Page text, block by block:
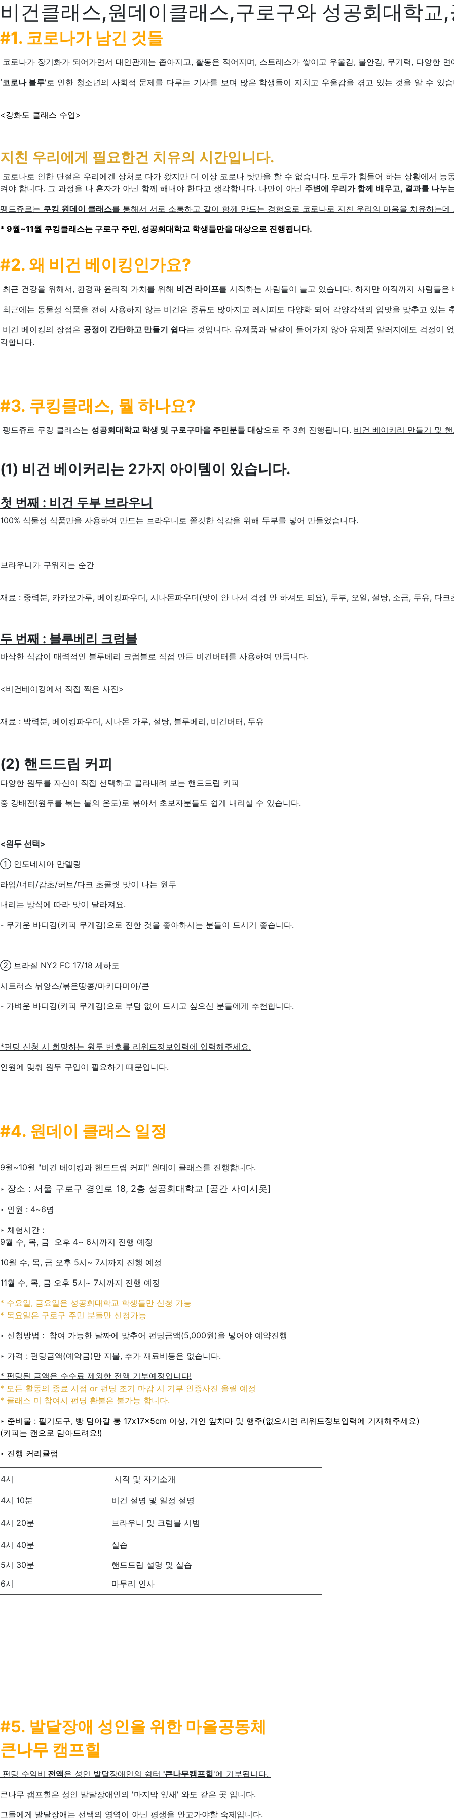
비건클래스,원데이클래스,구로구와 성공회대학교
#1. 코로나가 남긴 것들
코로나가 장기화가 되어가면서 대인관계는 좁아지고, 활동은 적어지며, 스트레스가 쌓이고 우울감, 불안감, 무기력, 다양한
‘코로나 블루’로 인한 청소년의 사회적 문제를 다루는 기사를 보며 많은 학생들이 지치고 우울감을 겪고 있는 것을 알 수 있
<강화도 클래스 수업>
지친 우리에게 필요한건 치유의 시간입니다.
코로나로 인한 단절은 우리에겐 상처로 다가 왔지만 더 이상 코로나 탓만을 할 수 없습니다. 모두가 힘들어 하는 상황에서 능
켜야 합니다. 그 과정을 나 혼자가 아닌 함께 해내야 한다고 생각합니다. 나만이 아닌 주변에 우리가 함께 배우고, 결과를 나누
팽드쥬르는 쿠킹 원데이 클래스를 통해서 서로 소통하고 같이 함께 만드는 경험으로 코로나로 지친 우리의 마음을 치유하는데
* 9월~11월 쿠킹클래스는 구로구 주민, 성공회대학교 학생들만을 대상으로 진행됩니다.
#2. 왜 비건 베이킹인가요?
최근 건강을 위해서, 환경과 윤리적 가치를 위해 비건 라이프를 시작하는 사람들이 늘고 있습니다. 하지만 아직까지 사람들
최근에는 동물성 식품을 전혀 사용하지 않는 비건은 종류도 많아지고 레시피도 다양화 되어 각양각색의 입맛을 맞추고 있는
비건 베이킹의 장점은 공정이 간단하고 만들기 쉽다는 것입니다. 유제품과 달걀이 들어가지 않아 유제품 알러지에도 걱정이
각합니다.
#3. 쿠킹클래스, 뭘 하나요?
팽드쥬르 쿠킹 클래스는 성공회대학교 학생 및 구로구마을 주민분들 대상으로 주 3회 진행됩니다. 비건 베이커리 만들기 및
(1) 비건 베이커리는 2가지 아이템이 있습니다.
첫 번째 : 비건 두부 브라우니
100% 식물성 식품만을 사용하여 만드는 브라우니로 쫄깃한 식감을 위해 두부를 넣어 만들었습니다.
브라우니가 구워지는 순간
재료 : 중력분, 카카오가루, 베이킹파우더, 시나몬파우더(맛이 안 나서 걱정 안 하셔도 되요), 두부, 오일, 설탕, 소금, 두유, 다크
두 번째 : 블루베리 크럼블
바삭한 식감이 매력적인 블루베리 크럼블로 직접 만든 비건버터를 사용하여 만듭니다.
<비건베이킹에서 직접 찍은 사진>
재료 : 박력분, 베이킹파우더, 시나몬 가루, 설탕, 블루베리, 비건버터, 두유
(2) 핸드드립 커피
다양한 원두를 자신이 직접 선택하고 골라내려 보는 핸드드립 커피
중 강배전(원두를 볶는 불의 온도)로 볶아서 초보자분들도 쉽게 내리실 수 있습니다.
<원두 선택>
① 인도네시아 만델링
라임/너티/감초/허브/다크 초콜릿 맛이 나는 원두
내리는 방식에 따라 맛이 달라져요.
- 무거운 바디감(커피 무게감)으로 진한 것을 좋아하시는 분들이 드시기 좋습니다.
② 브라질 NY2 FC 17/18 세하도
시트러스 뉘앙스/볶은땅콩/마키다미아/콘
- 가벼운 바디감(커피 무게감)으로 부담 없이 드시고 싶으신 분들에게 추천합니다.
*펀딩 신청 시 희망하는 원두 번호를 리워드정보입력에 입력해주세요.
인원에 맞춰 원두 구입이 필요하기 때문입니다.
#4. 원데이 클래스 일정
9월~10월 "비건 베이킹과 핸드드립 커피" 원데이 클래스를 진행합니다.
‣ 장소 : 서울 구로구 경인로 18, 2층 성공회대학교 [공간 사이시옷]
‣ 인원 : 4~6명
‣ 체험시간 :
9월 수, 목, 금 오후 4~ 6시까지 진행 예정
10월 수, 목, 금 오후 5시~ 7시까지 진행 예정
11월 수, 목, 금 오후 5시~ 7시까지 진행 예정
* 수요일, 금요일은 성공회대학교 학생들만 신청 가능
* 목요일은 구로구 주민 분들만 신청가능
‣ 신청방법 : 참여 가능한 날짜에 맞추어 펀딩금액(5,000원)을 넣어야 예약진행
‣ 가격 : 펀딩금액(예약금)만 지불, 추가 재료비등은 없습니다.
* 펀딩된 금액은 수수료 제외한 전액 기부예정입니다!
* 모든 활동의 종료 시점 or 펀딩 조기 마감 시 기부 인증사진 올릴 예정
* 클래스 미 참여시 펀딩 환불은 불가능 합니다.
‣ 준비물 : 필기도구, 빵 담아갈 통 17x17x5cm 이상, 개인 앞치마 및 행주(없으시면 리워드정보입력에 기재해주세요)
(커피는 캔으로 담아드려요!)
‣ 진행 커리큘럼
4시 시작 및 자기소개
4시 10분 비건 설명 및 일정 설명
4시 20분 브라우니 및 크럼블 시범
4시 40분
실습
5시 30분
핸드드립 설명 및 실습
6시
마무리 인사
#5. 발달장애 성인을 위한 마을공동체
큰나무 캠프힐
펀딩 수익비 전액은 성인 발달장애인의 쉼터 '큰나무캠프힐'에 기부됩니다.
큰나무 캠프힐은 성인 발달장애인의 '마지막 잎새' 와도 같은 곳 입니다.
그들에게 발달장애는 선택의 영역이 아닌 평생을 안고가야할 숙제입니다.